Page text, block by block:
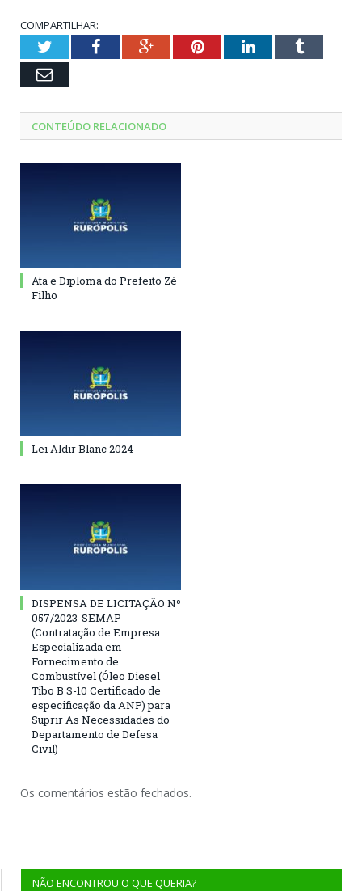
COMPARTILHAR:
TwitterFacebookGoogle+PinterestLinkedInTumblr
Email
CONTEÚDO RELACIONADO
Ata e Diploma do Prefeito Zé
Filho
Lei Aldir Blanc 2024
DISPENSA DE LICITAÇÃO Nº
057/2023-SEMAP
(Contratação de Empresa
Especializada em
Fornecimento de
Combustível (Óleo Diesel
Tibo B S-10 Certificado de
especificação da ANP) para
Suprir As Necessidades do
Departamento de Defesa
Civil)
Os comentários estão fechados.
NÃO ENCONTROU O QUE QUERIA?